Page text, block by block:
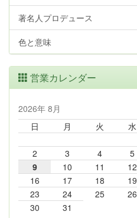
著名人プロデュース
色と意味
営業カレンダー
2026年 8月
日
月 火 水
2
3 4 5
9
10 11 12
16
17 18 19
23
24 25 26
30
31